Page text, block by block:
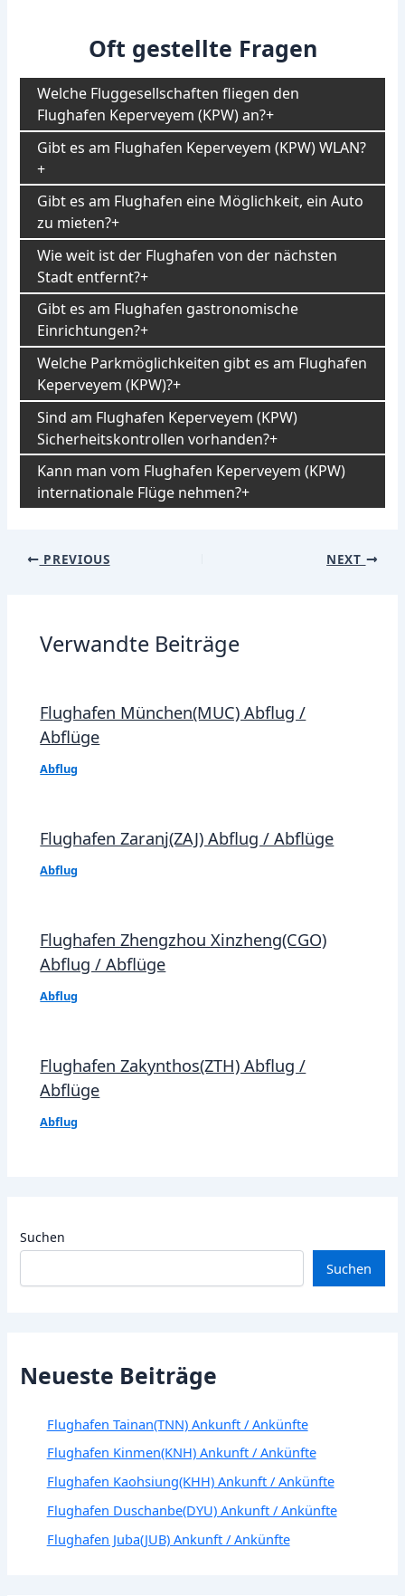
Oft gestellte Fragen
Welche Fluggesellschaften fliegen den
Flughafen Keperveyem (KPW) an?
Gibt es am Flughafen Keperveyem (KPW) WLAN?
Gibt es am Flughafen eine Möglichkeit, ein Auto
zu mieten?
Wie weit ist der Flughafen von der nächsten
Stadt entfernt?
Gibt es am Flughafen gastronomische
Einrichtungen?
Welche Parkmöglichkeiten gibt es am Flughafen
Keperveyem (KPW)?
Sind am Flughafen Keperveyem (KPW)
Sicherheitskontrollen vorhanden?
Kann man vom Flughafen Keperveyem (KPW)
internationale Flüge nehmen?
Post
PREVIOUS NEXT
Verwandte Beiträge
Flughafen München(MUC) Abflug /
Abflüge
Abflug
Flughafen Zaranj(ZAJ) Abflug / Abflüge
Abflug
Flughafen Zhengzhou Xinzheng(CGO)
Abflug / Abflüge
Abflug
Flughafen Zakynthos(ZTH) Abflug /
Abflüge
Abflug
Suchen
Suchen
Neueste Beiträge
Flughafen Tainan(TNN) Ankunft / Ankünfte
Flughafen Kinmen(KNH) Ankunft / Ankünfte
Flughafen Kaohsiung(KHH) Ankunft / Ankünfte
Flughafen Duschanbe(DYU) Ankunft / Ankünfte
Flughafen Juba(JUB) Ankunft / Ankünfte